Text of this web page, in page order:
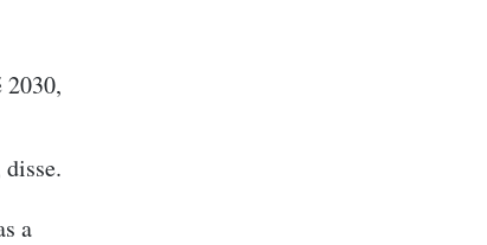
2030,
a